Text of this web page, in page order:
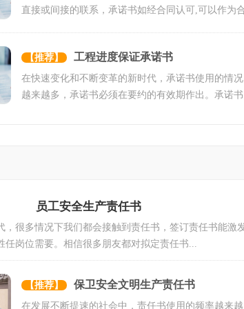
直接或间接的联系，承诺书如经合同认可,可以作为
【推荐】 工程进度保证承诺书
在快速变化和不断变革的新时代，承诺书使用的情况
越来越多，承诺书必须在要约的有效期作出。承诺书
员工安全生产责任书
，很多情况下我们都会接触到责任书，签订责任书能激
任岗位需要。相信很多朋友都对拟定责任书...
【推荐】 保卫安全文明生产责任书
在发展不断提速的社会中，责任书使用的频率越来越